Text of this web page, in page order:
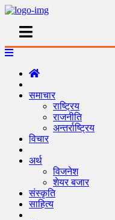
समाचार
राष्ट्रिय
राजनीति
अन्तर्राष्ट्रिय
विचार
अर्थ
विजनेश
शेयर बजार
संस्कृति
साहित्य